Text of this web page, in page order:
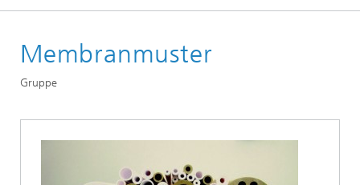
Abteilungen
Membranmuster
Gruppe